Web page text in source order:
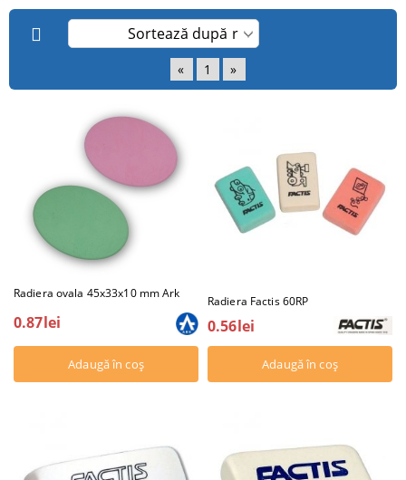
« 1 »
Radiera ovala 45x33x10 mm Ark
0.87lei
Radiera Factis 60RP
0.56lei